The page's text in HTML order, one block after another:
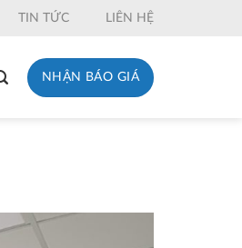
TIN TỨC LIÊN HỆ
NHẬN BÁO GIÁ